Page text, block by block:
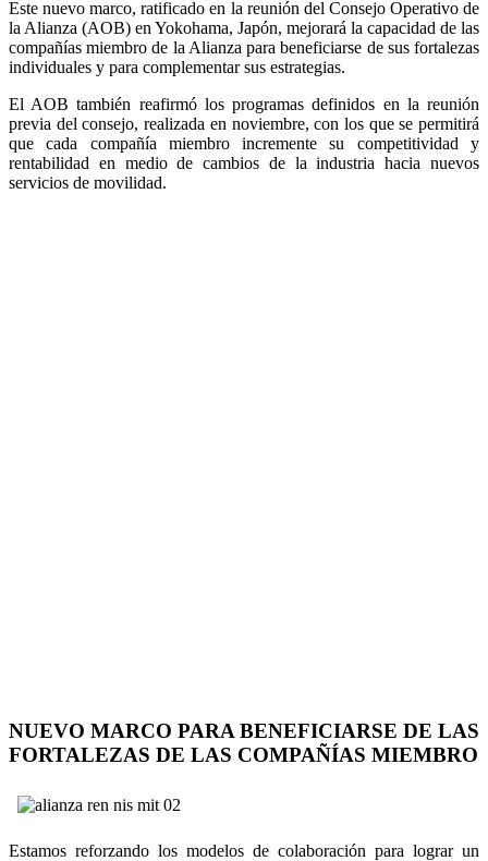
Este nuevo marco, ratificado en la reunión del Consejo Operativo de
la Alianza (AOB) en Yokohama, Japón, mejorará la capacidad de las
compañías miembro de la Alianza para beneficiarse de sus fortalezas
individuales y para complementar sus estrategias.
El AOB también reafirmó los programas definidos en la reunión
previa del consejo, realizada en noviembre, con los que se permitirá
que cada compañía miembro incremente su competitividad y
rentabilidad en medio de cambios de la industria hacia nuevos
servicios de movilidad.
NUEVO MARCO PARA BENEFICIARSE DE LAS
FORTALEZAS DE LAS COMPAÑÍAS MIEMBRO
Estamos reforzando los modelos de colaboración para lograr un